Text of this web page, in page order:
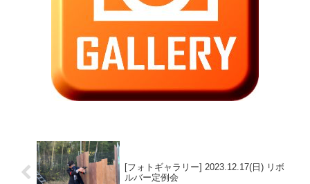
[フォトギャラリー] 2023.12.17(日) リボ
ルバー定例会